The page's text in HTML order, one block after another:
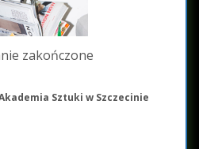
zakończone
Sztuki w Szczecinie